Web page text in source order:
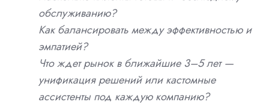
обслуживанию?
Как балансировать между эффективностью и
эмпатией?
Что ждет рынок в ближайшие 3–5 лет —
унификация решений или кастомные
ассистенты под каждую компанию?